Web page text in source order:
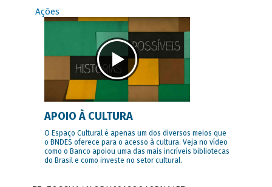
Ações
APOIO À CULTURA
O Espaço Cultural é apenas um dos diversos meios que
o BNDES oferece para o acesso à cultura. Veja no vídeo
como o Banco apoiou uma das mais incríveis bibliotecas
do Brasil e como investe no setor cultural.